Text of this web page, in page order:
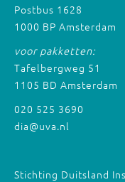
Postbus 1628
1000 BP Amsterdam
voor pakketten:
Tafelbergweg 51
1105 BD Amsterdam
020 525 3690
dia@uva.nl
Stichting Duitsland